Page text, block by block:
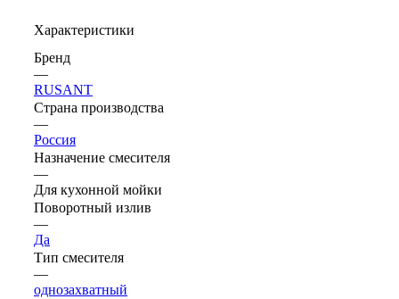
Характеристики
Бренд
—
RUSANT
Страна производства
—
Россия
Назначение смесителя
—
Для кухонной мойки
Поворотный излив
—
Да
Тип смесителя
—
однозахватный